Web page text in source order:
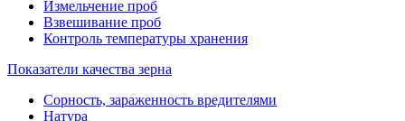
Измельчение проб
Взвешивание проб
Контроль температуры хранения
Показатели качества зерна
Сорность, зараженность вредителями
Натура